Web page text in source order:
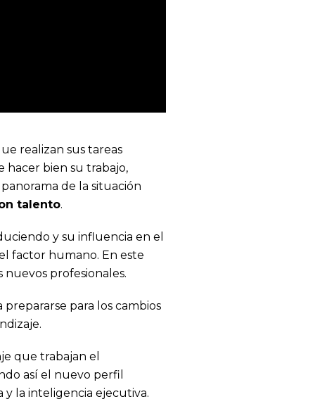
realizan sus tareas
hacer bien su trabajo,
de la situación
talento.
y su influencia en el
factor humano. En este
profesionales.
para los cambios
que trabajan el
así el nuevo perfil
y la inteligencia ejecutiva.